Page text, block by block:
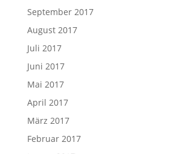
September 2017
August 2017
Juli 2017
Juni 2017
Mai 2017
April 2017
März 2017
Februar 2017